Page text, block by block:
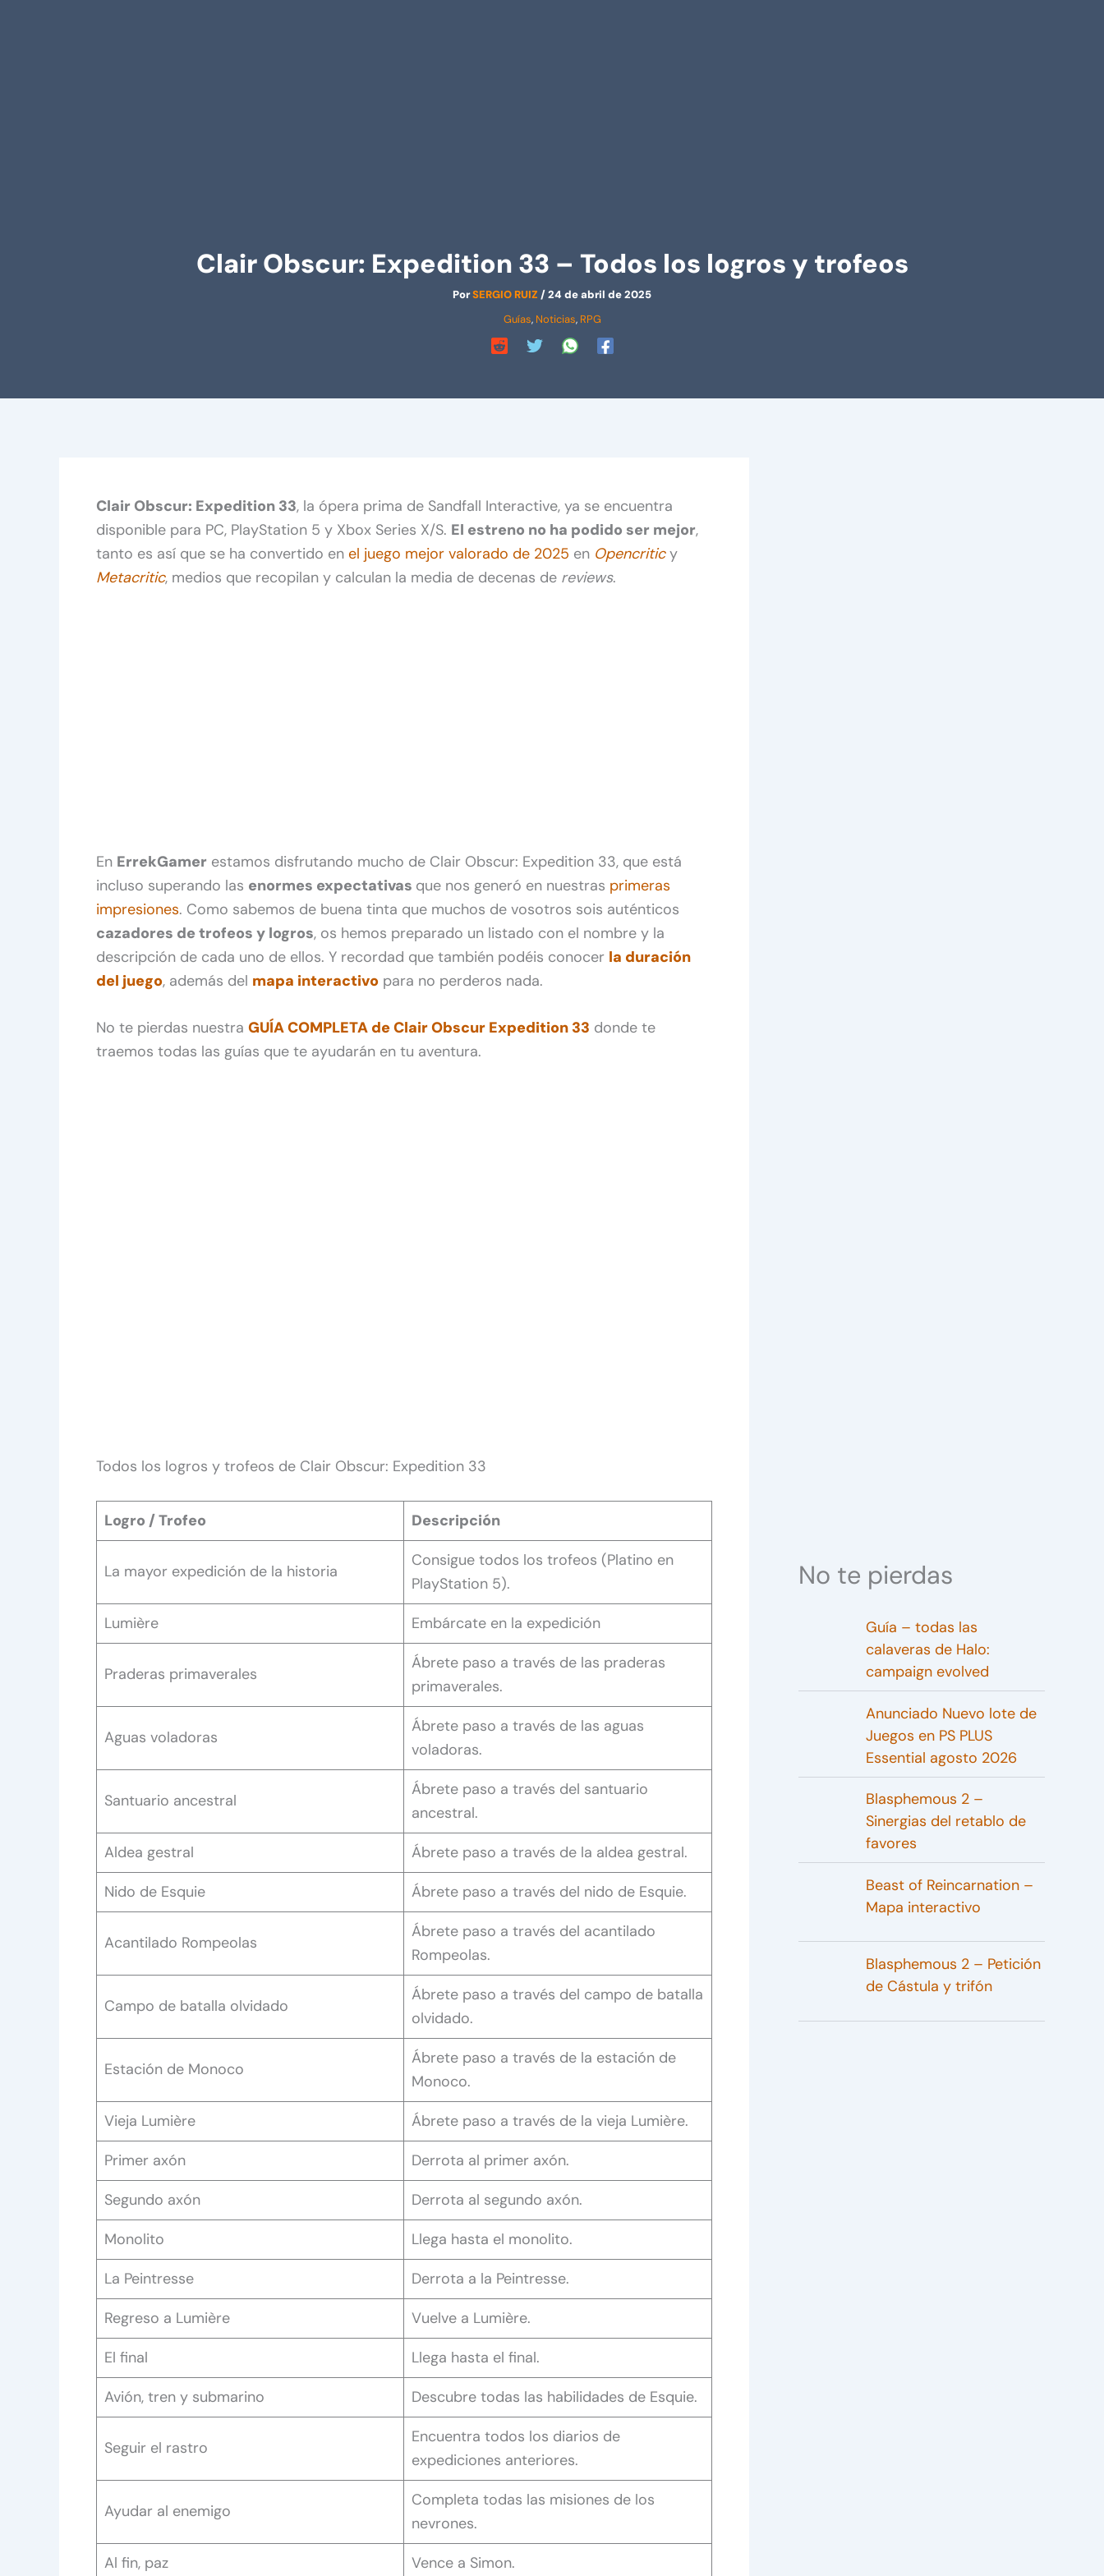
Clair Obscur: Expedition 33 – Todos los logros y trofeos
PorSERGIO RUIZ /24 de abril de 2025
Guías, Noticias, RPG
Clair Obscur: Expedition 33, la ópera prima de Sandfall Interactive, ya se encuentra
disponible para PC, PlayStation 5 y Xbox Series X/S. El estreno no ha podido ser mejor,
tanto es así que se ha convertido en el juego mejor valorado de 2025 en Opencriticy
Metacritic, medios que recopilan y calculan la media de decenas de reviews.
En ErrekGamer estamos disfrutando mucho de Clair Obscur: Expedition 33, que está
incluso superando las enormes expectativas que nos generó en nuestras primeras
impresiones. Como sabemos de buena tinta que muchos de vosotros sois auténticos
cazadores de trofeos y logros, os hemos preparado un listado con el nombre y la
descripción de cada uno de ellos. Y recordad que también podéis conocer la duración
del juego, además del mapa interactivo para no perderos nada.
No te pierdas nuestra GUÍA COMPLETA de Clair Obscur Expedition 33 donde te
traemos todas las guías que te ayudarán en tu aventura.
Todos los logros y trofeos de Clair Obscur: Expedition 33
Logro / Trofeo Descripción
La mayor expedición de la historia
Consigue todos los trofeos (Platino en
PlayStation 5).
Lumière
Embárcate en la expedición
Praderas primaverales
Ábrete paso a través de las praderas
primaverales.
Aguas voladoras
Ábrete paso a través de las aguas
voladoras.
Santuario ancestral
Ábrete paso a través del santuario
ancestral.
Aldea gestral
Ábrete paso a través de la aldea gestral.
Nido de Esquie
Ábrete paso a través del nido de Esquie.
Acantilado Rompeolas
Ábrete paso a través del acantilado
Rompeolas.
Campo de batalla olvidado
Ábrete paso a través del campo de batalla
olvidado.
Estación de Monoco
Ábrete paso a través de la estación de
Monoco.
Vieja Lumière
Ábrete paso a través de la vieja Lumière.
Primer axón
Derrota al primer axón.
Segundo axón
Derrota al segundo axón.
Monolito
Llega hasta el monolito.
La Peintresse
Derrota a la Peintresse.
Regreso a Lumière
Vuelve a Lumière.
El final
Llega hasta el final.
Avión, tren y submarino
Descubre todas las habilidades de Esquie.
Seguir el rastro
Encuentra todos los diarios de
expediciones anteriores.
Ayudar al enemigo
Completa todas las misiones de los
nevrones.
Al fin, paz
Vence a Simon.
No te pierdas
Guía – todas las
calaveras de Halo:
campaign evolved
Anunciado Nuevo lote de
Juegos en PS PLUS
Essential agosto 2026
Blasphemous 2 –
Sinergias del retablo de
favores
Beast of Reincarnation –
Mapa interactivo
Blasphemous 2 – Petición
de Cástula y trifón